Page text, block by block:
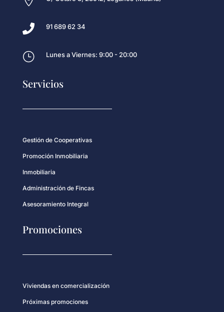
 91 689 62 34
} Lunes a Viernes: 9:00 - 20:00
Servicios
Gestión de Cooperativas
Promoción Inmobiliaria
Inmobiliaria
Administración de Fincas
Asesoramiento Integral
Promociones
Viviendas en comercialización
Próximas promociones